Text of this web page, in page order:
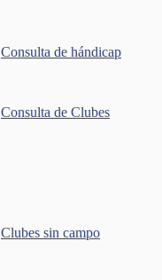
Consulta de hándicap
Consulta de Clubes
Clubes sin campo